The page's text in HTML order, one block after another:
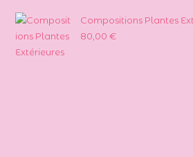
Compositions Plantes
80,00€